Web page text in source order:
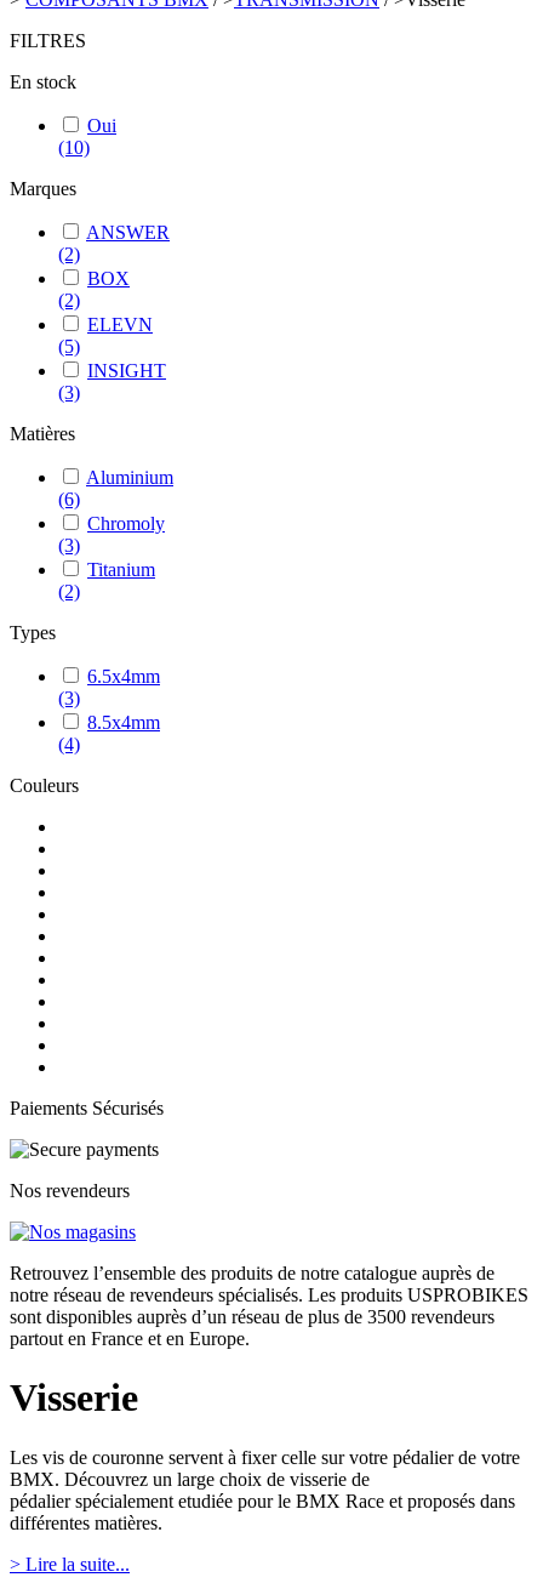
FILTRES
En stock
Oui
(10)
Marques
ANSWER
(2)
BOX
(2)
ELEVN
(5)
INSIGHT
(3)
Matières
Aluminium
(6)
Chromoly
(3)
Titanium
(2)
Types
6.5x4mm
(3)
8.5x4mm
(4)
Couleurs
Paiements Sécurisés
Nos revendeurs
Retrouvez l’ensemble des produits de notre catalogue auprès de
notre réseau de revendeurs spécialisés. Les produits USPROBIKES
sont disponibles auprès d’un réseau de plus de 3500 revendeurs
partout en France et en Europe.
Visserie
Les vis de couronne servent à fixer celle sur votre pédalier de votre
BMX. Découvrez un large choix de visserie de
pédalier spécialement etudiée pour le BMX Race et proposés dans
différentes matières.
> Lire la suite...